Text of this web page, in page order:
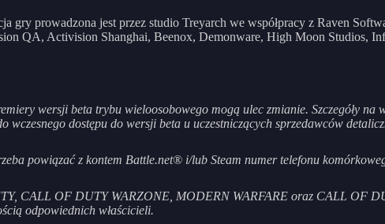
prowadzona jest przez studio Treyarch we współpracy z Raven
QA, Activision Shanghai, Beenox, Demonware, High Moon Studios,
wersji beta trybu wieloosobowego mogą ulec zmianie. Szczegóły
dostępu do wersji beta u uczestniczących sprzedawców
powiązać z kontem Battle.net® i/lub Steam numer telefonu
CALL OF DUTY WARZONE, MODERN WARFARE oraz CALL OF
odpowiednich właścicieli.